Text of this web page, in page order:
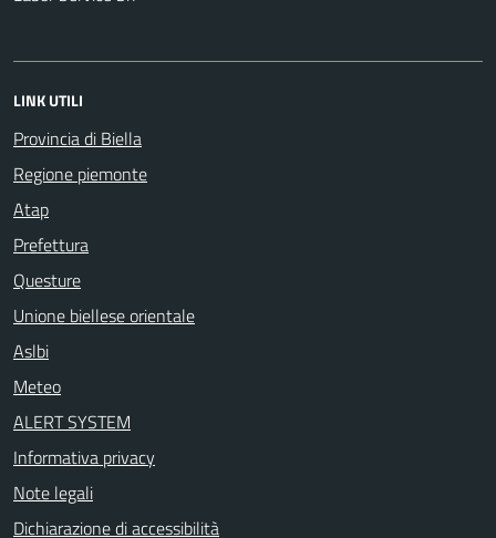
LINK UTILI
Provincia di Biella
Regione piemonte
Atap
Prefettura
Questure
Unione biellese orientale
Aslbi
Meteo
ALERT SYSTEM
Informativa privacy
Note legali
Dichiarazione di accessibilità